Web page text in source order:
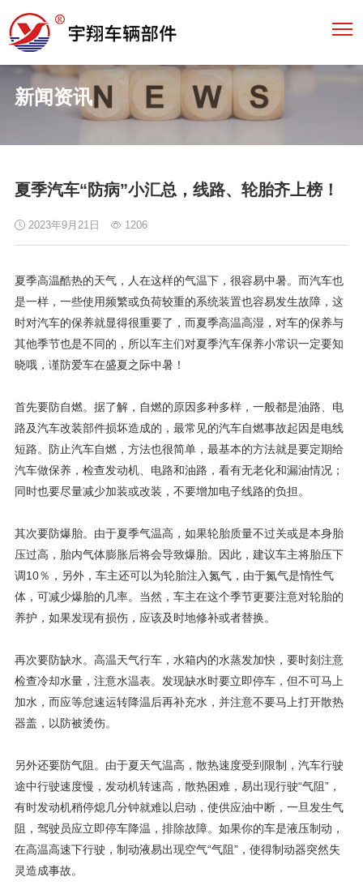
新闻资讯
夏季汽车“防病”小汇总，线路、轮胎齐上榜！
2023年9月21日 1206
夏季高温酷热的天气，人在这样的气温下，很容易中暑。而汽车也
是一样，一些使用频繁或负荷较重的系统装置也容易发生故障，这
时对汽车的保养就显得很重要了，而夏季高温高湿，对车的保养与
其他季节也是不同的，所以车主们对夏季汽车保养小常识一定要知
晓哦，谨防爱车在盛夏之际中暑！
首先要防自燃。据了解，自燃的原因多种多样，一般都是油路、电
路及汽车改装部件损坏造成的，最常见的汽车自燃事故起因是电线
短路。防止汽车自燃，方法也很简单，最基本的方法就是要定期给
汽车做保养，检查发动机、电路和油路，看有无老化和漏油情况；
同时也要尽量减少加装或改装，不要增加电子线路的负担。
其次要防爆胎。由于夏季气温高，如果轮胎质量不过关或是本身胎
压过高，胎内气体膨胀后将会导致爆胎。因此，建议车主将胎压下
调10％，另外，车主还可以为轮胎注入氮气，由于氮气是惰性气
体，可减少爆胎的几率。当然，车主在这个季节更要注意对轮胎的
养护，如果发现有损伤，应该及时地修补或者替换。
再次要防缺水。高温天气行车，水箱内的水蒸发加快，要时刻注意
检查冷却水量，注意水温表。发现缺水时要立即停车，但不可马上
加水，而应等怠速运转降温后再补充水，并注意不要马上打开散热
器盖，以防被烫伤。
另外还要防气阻。由于夏天气温高，散热速度受到限制，汽车行驶
途中行驶速度慢，发动机转速高，散热困难，易出现行驶“气阻”，
有时发动机稍停熄几分钟就难以启动，使供应油中断，一旦发生气
阻，驾驶员应立即停车降温，排除故障。如果你的车是液压制动，
在高温高速下行驶，制动液易出现空气“气阻”，使得制动器突然失
灵造成事故。